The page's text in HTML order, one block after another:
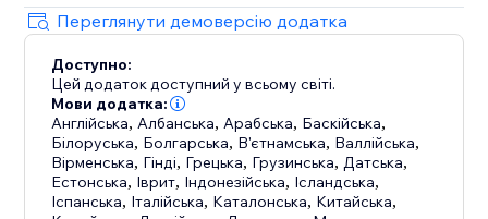
Швейцарії.
обробляємо жодної особистої інформації
наших користувачів. Дотримуючись найвищих
галузевих стандартів безпеки, включаючи ISO
9001:2015 та ISO 27001:2013, ми повністю
відповідаємо вимогам GDPR та COPPA. Наш
віджет доступності AxOrigin — це легкий та
Чому варто обрати віджет доступності AxOrigin як
головне рішення для доступності?
• Безкоштовний 14-денний пробний період
• Цілодобова підтримка, яка допоможе вам у будь-
який час
• Швидке та просте встановлення, що виконується
менш ніж за хвилину
• Вигідні ціни
Переглянути демоверсію додатка
Доступно:
Цей додаток доступний у всьому світі.
Мови додатка:
Англійська, Албанська, Арабська, Баскійська,
Білоруська, Болгарська, В'єтнамська, Валлійська,
Вірменська, Гінді, Грецька, Грузинська, Датська,
Естонська, Іврит, Індонезійська, Ісландська,
Іспанська, Італійська, Каталонська, Китайська,